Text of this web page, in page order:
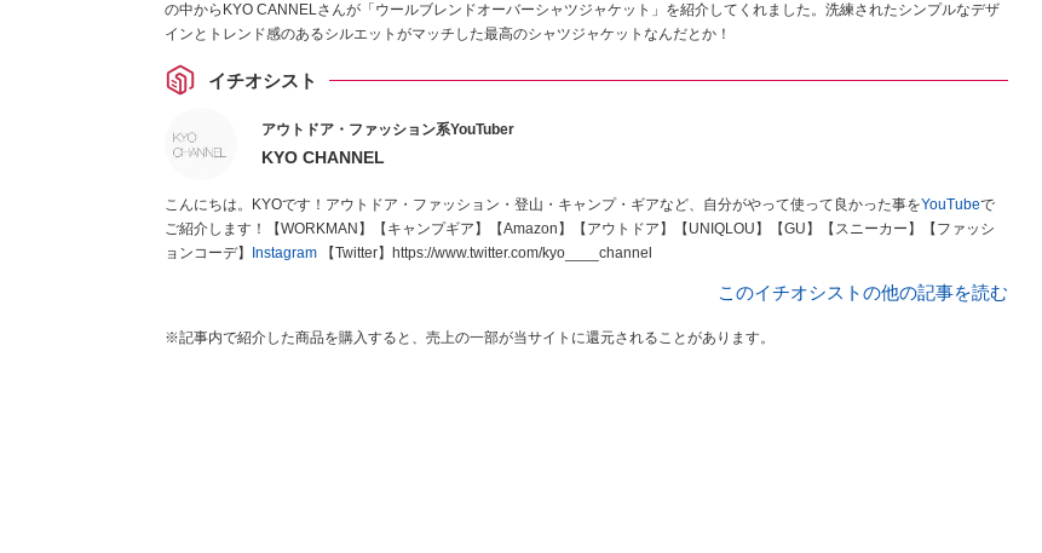
の中からKYO CANNELさんが「ウールブレンドオーバーシャツジャケット」を紹介してくれました。洗練されたシンプルなデザ
インとトレンド感のあるシルエットがマッチした最高のシャツジャケットなんだとか！
イチオシスト
アウトドア・ファッション系YouTuber
KYO CHANNEL
こんにちは。KYOです！アウトドア・ファッション・登山・キャンプ・ギアなど、自分がやって使って良かった事をYouTubeで
ご紹介します！【WORKMAN】【キャンプギア】【Amazon】【アウトドア】【UNIQLOU】【GU】【スニーカー】【ファッシ
ョンコーデ】
Instagram【Twitter】https://www.twitter.com/kyo____channel
このイチオシストの他の記事を読む
※記事内で紹介した商品を購入すると、売上の一部が当サイトに還元されることがあります。